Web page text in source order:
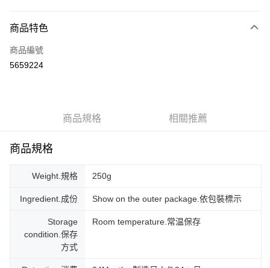
信用卡一次付款
LINE Pay
ATM付款
運送方式
宅配
商品特色
商品編號
5659224
商品規格 相關推薦
商品規格
Weight.規格 250g
Ingredient.成份 Show on the outer package.依包裝標示
Storage
condition.保存
方式
Room temperature.常温保存